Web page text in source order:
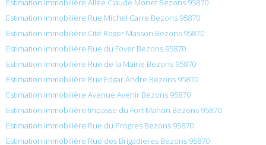
Estimation immobilière Allée Claude Monet Bezons 95870
Estimation immobilière Rue Michel Carre Bezons 95870
Estimation immobilière Cité Roger Masson Bezons 95870
Estimation immobilière Rue du Foyer Bezons 95870
Estimation immobilière Rue de la Mairie Bezons 95870
Estimation immobilière Rue Edgar Andre Bezons 95870
Estimation immobilière Avenue Avenir Bezons 95870
Estimation immobilière Impasse du Fort Mahon Bezons 95870
Estimation immobilière Rue du Progres Bezons 95870
Estimation immobilière Rue des Brigadieres Bezons 95870